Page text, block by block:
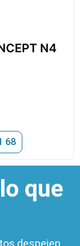
N4
68
que
despejen